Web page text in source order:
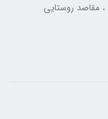
مقاصد روستایی